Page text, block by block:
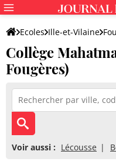
Ecoles Ille-et-Vilaine
Collège
Fougères)
Voir aussi : Lécousse